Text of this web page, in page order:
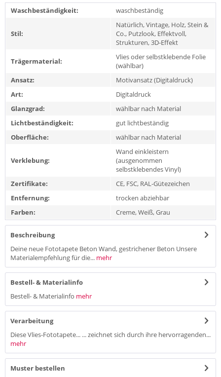
Waschbeständigkeit: waschbeständig
Stil:
Natürlich, Vintage, Holz, Stein &
Co., Putzlook, Effektvoll,
Strukturen, 3D-Effekt
Trägermaterial:
Vlies oder selbstklebende Folie
(wählbar)
Ansatz:
Motivansatz (Digitaldruck)
Art:
Digitaldruck
Glanzgrad:
wählbar nach Material
Lichtbeständigkeit:
gut lichtbeständig
Oberfläche:
wählbar nach Material
Verklebung:
Wand einkleistern
(ausgenommen
selbstklebendes Vinyl)
Zertifikate:
CE, FSC, RAL-Gütezeichen
Entfernung:
trocken abziehbar
Farben:
Creme, Weiß, Grau
Beschreibung
Deine neue Fototapete Beton Wand, gestrichener Beton Unsere
Materialempfehlung für die... mehr
Bestell- & Materialinfo
Bestell- & Materialinfo mehr
Verarbeitung
Diese Vlies-Fototapete... ... zeichnet sich durch ihre hervorragenden...
mehr
Muster bestellen